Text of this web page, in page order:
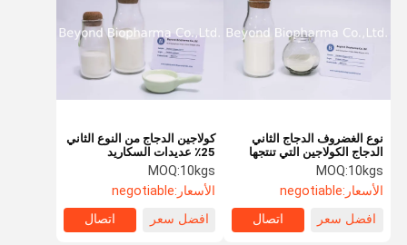
مراقبة الجودة اتصل بنا اطلب اقتباس
Company
نوع الغضروف الدجاج الثاني
الدجاج الكولاجين التي تنتجها
عملية التحلل الإنزيمي
MOQ:10kgs
الأسعار:negotiable
افضل سعر
اتصال
كولاجين الدجاج من النوع الثاني
25٪ عديدات السكاريد
المخاطيةMOQ:10kgs
الأسعار:negotiable
افضل سعر
اتصال